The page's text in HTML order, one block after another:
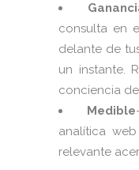
consulta en
delante de
un instante.
conciencia
Medible
analítica
relevante